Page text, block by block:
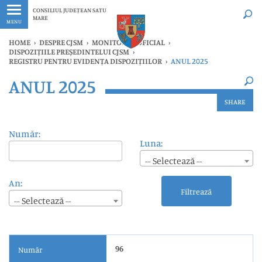
MENU
CONSILIUL JUDEȚEAN SATU
MARE
Ultimele
HOME › DESPRE CJSM › MONITORUL OFICIAL ›
DISPOZIȚIILE PREȘEDINTELUI CJSM ›
REGISTRU PENTRU EVIDENȚA DISPOZIȚIILOR › ANUL 2025
Ultimele ×
ANUL 2025
SHARE
Număr:
Luna:
-- Selectează --
An:
-- Selectează --
Filtrează
Număr 96